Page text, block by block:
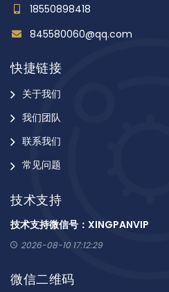
18550898418
845580060@qq.com
快捷链接
关于我们
我们团队
联系我们
常见问题
技术支持
技术支持微信号：XINGPANVIP
2026-08-10 17:12:29
微信二维码